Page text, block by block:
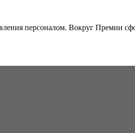
персоналом. Вокруг Премии